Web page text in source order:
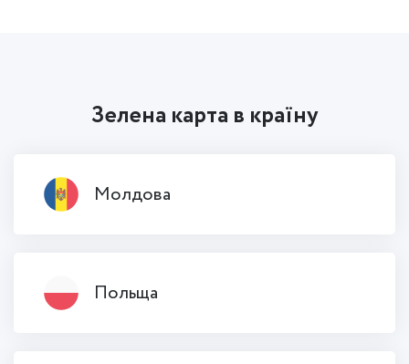
Зелена карта в країну
Молдова
Польща